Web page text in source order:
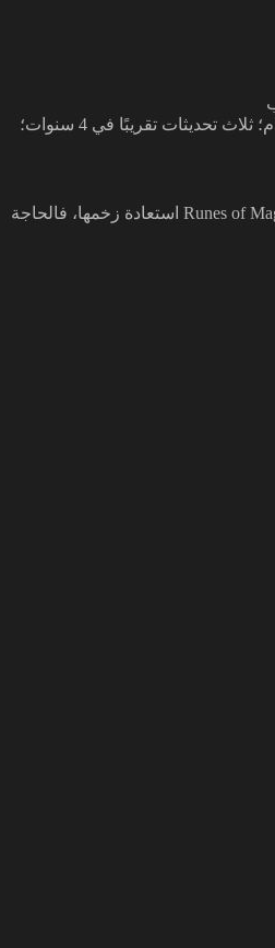
أهم المستجدات: مثيل مُعاد بتحدي أعلى وغنائم جديدة فقط خلال آخر عام؛ ثلاث تحديثات تقريبًا في 4 سنوات؛
المؤشرات الحالية توحي بمسار صامت أكثر من كونه إغلاقًا فوريًا. إن أرادت Runes of Magic استعادة زخمها، فالحاجة